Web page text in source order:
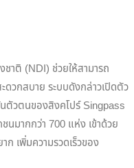
าติ (NDI) ช่วยให้สามารถ
วกสบาย ระบบดังกล่าวเปิดตัว
ตัวตนของสิงคโปร์ Singpass
นมากกว่า 700 แห่ง เข้าด้วย
เพิ่มความรวดเร็วของ